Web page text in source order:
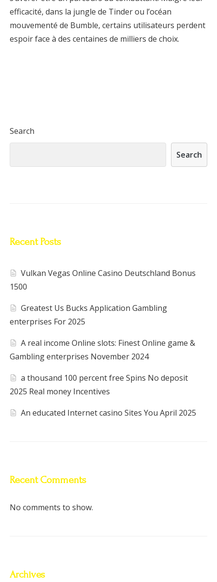
efficacité, dans la jungle de Tinder ou l’océan
mouvementé de Bumble, certains utilisateurs perdent
espoir face à des centaines de milliers de choix.
Search
Search
Recent Posts
Vulkan Vegas Online Casino Deutschland Bonus
1500
Greatest Us Bucks Application Gambling
enterprises For 2025
A real income Online slots: Finest Online game &
Gambling enterprises November 2024
a thousand 100 percent free Spins No deposit
2025 Real money Incentives
An educated Internet casino Sites You April 2025
Recent Comments
No comments to show.
Archives